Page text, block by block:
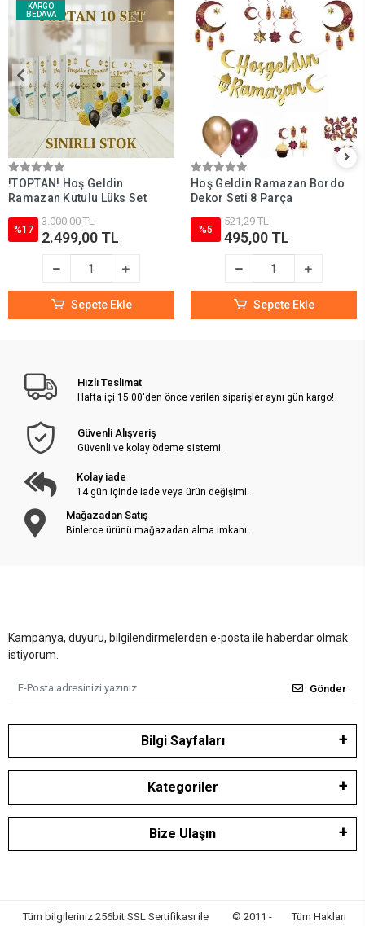
KARGO
BEDAVA
!TOPTAN! Hoş Geldin
Ramazan Kutulu Lüks Set
%17
3.000,00 TL
2.499,00 TL
Sepete Ekle
Hoş Geldin Ramazan Bordo
Dekor Seti 8 Parça
%5
521,29 TL
495,00 TL
Sepete Ekle
Hızlı Teslimat
Hafta içi 15:00'den önce verilen siparişler aynı gün kargo!
Güvenli Alışveriş
Güvenli ve kolay ödeme sistemi.
Kolay iade
14 gün içinde iade veya ürün değişimi.
Mağazadan Satış
Binlerce ürünü mağazadan alma imkanı.
Kampanya, duyuru, bilgilendirmelerden e-posta ile haberdar olmak
istiyorum.
Gönder
Bilgi Sayfaları
Kategoriler
Bize Ulaşın
Tüm bilgileriniz 256bit SSL Sertifikası ile © 2011 - Tüm Hakları